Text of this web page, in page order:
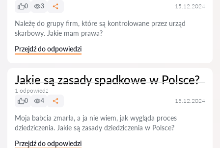
0
3 15.12.2024
Należę do grupy firm, które są kontrolowane przez urząd
skarbowy. Jakie mam prawa?
Przejdź do odpowiedzi
Jakie są zasady spadkowe w Polsce?
1 odpowiedź
0
4 15.12.2024
Moja babcia zmarła, a ja nie wiem, jak wygląda proces
dziedziczenia. Jakie są zasady dziedziczenia w Polsce?
Przejdź do odpowiedzi